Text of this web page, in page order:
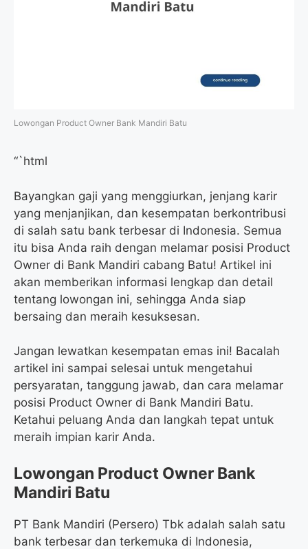
Lowongan Product Owner Bank Mandiri Batu
“`html
Bayangkan gaji yang menggiurkan, jenjang karir
yang menjanjikan, dan kesempatan berkontribusi
di salah satu bank terbesar di Indonesia. Semua
itu bisa Anda raih dengan melamar posisi Product
Owner di Bank Mandiri cabang Batu! Artikel ini
akan memberikan informasi lengkap dan detail
tentang lowongan ini, sehingga Anda siap
bersaing dan meraih kesuksesan.
Jangan lewatkan kesempatan emas ini! Bacalah
artikel ini sampai selesai untuk mengetahui
persyaratan, tanggung jawab, dan cara melamar
posisi Product Owner di Bank Mandiri Batu.
Ketahui peluang Anda dan langkah tepat untuk
meraih impian karir Anda.
Lowongan Product Owner Bank
Mandiri Batu
PT Bank Mandiri (Persero) Tbk adalah salah satu
bank terbesar dan terkemuka di Indonesia,